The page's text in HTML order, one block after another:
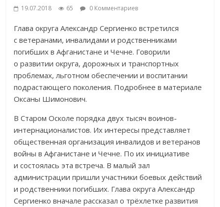
19.07.2018 65 0 Комментариев
Глава округа Александр Сергиенко встретился
с ветеранами, инвалидами и родственниками
погибших в Афганистане и Чечне. Говорили
о развитии округа, дорожных и транспортных
проблемах, льготном обеспечении и воспитании
подрастающего поколения. Подробнее в материале
Оксаны Шимонович.
В Старом Осколе порядка двух тысячвоинов-
интернационалистов. Их интересы представляет
общественная организация инвалидов и ветеранов
войны в Афганистане и Чечне. По их инициативе
и состоялась эта встреча. В малый зал
администрации пришли участники боевых действий
и родственники погибших. Глава округа Александр
Сергиенко вначале рассказал о трёхлетке развития